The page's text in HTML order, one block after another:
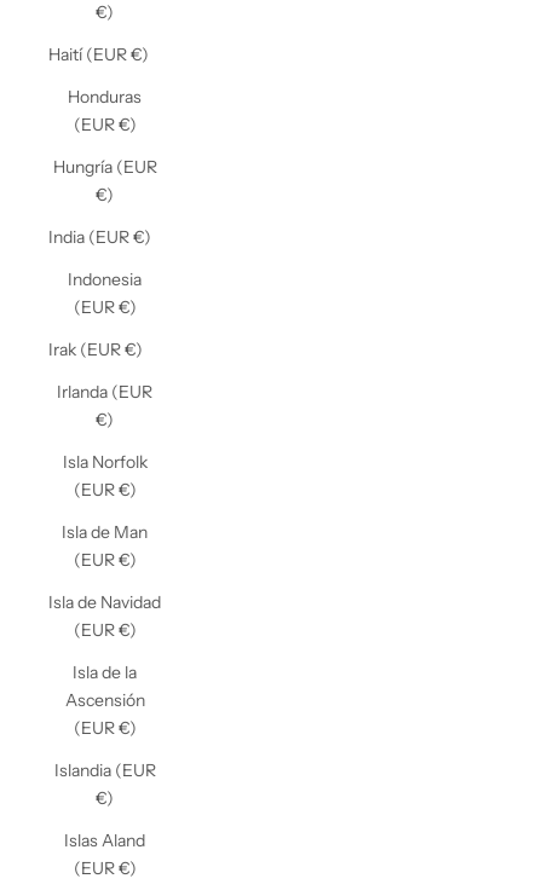
€)
Haití (EUR €)
Honduras
(EUR €)
Hungría (EUR
€)
India (EUR €)
Indonesia
(EUR €)
Irak (EUR €)
Irlanda (EUR
€)
Isla Norfolk
(EUR €)
Isla de Man
(EUR €)
Isla de Navidad
(EUR €)
Isla de la
Ascensión
(EUR €)
Islandia (EUR
€)
Islas Aland
(EUR €)